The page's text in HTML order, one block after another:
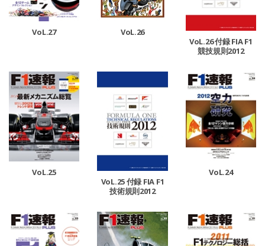
VoL.27
VoL.26
VoL.26 付録 FIA F1
競技規則2012
VoL.25
VoL.25 付録 FIA F1
技術規則2012
VoL.24